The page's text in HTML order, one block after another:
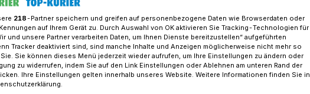
Werbeanlagen werden künftig Warnmeldungen angezeigt
218-Partner speichern und greifen auf personenbezogene Daten wie Browserdaten oder
auf Ihrem Gerät zu. Durch Auswahl von OK aktivieren Sie Tracking-Technologien für
und unsere Partner verarbeiten Daten, um Ihnen Dienste bereitzustellen“ aufgeführten
Tracker deaktiviert sind, sind manche Inhalte und Anzeigen möglicherweise nicht mehr so
Sie können dieses Menü jederzeit wieder aufrufen, um Ihre Einstellungen zu ändern oder
zu widerrufen, indem Sie auf den Link Einstellungen oder Ablehnen am unteren Rand der
Ihre Einstellungen gelten innerhalb unseres Website. Weitere Informationen finden Sie in